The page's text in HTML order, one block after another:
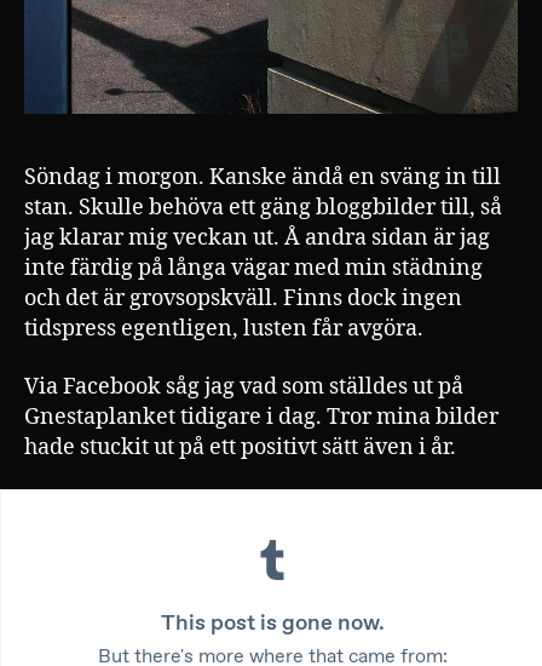
Söndag i morgon. Kanske ändå en sväng in till
stan. Skulle behöva ett gäng bloggbilder till, så
jag klarar mig veckan ut. Å andra sidan är jag
inte färdig på långa vägar med min städning
och det är grovsopskväll. Finns dock ingen
tidspress egentligen, lusten får avgöra.
Via Facebook såg jag vad som ställdes ut på
Gnestaplanket tidigare i dag. Tror mina bilder
hade stuckit ut på ett positivt sätt även i år.